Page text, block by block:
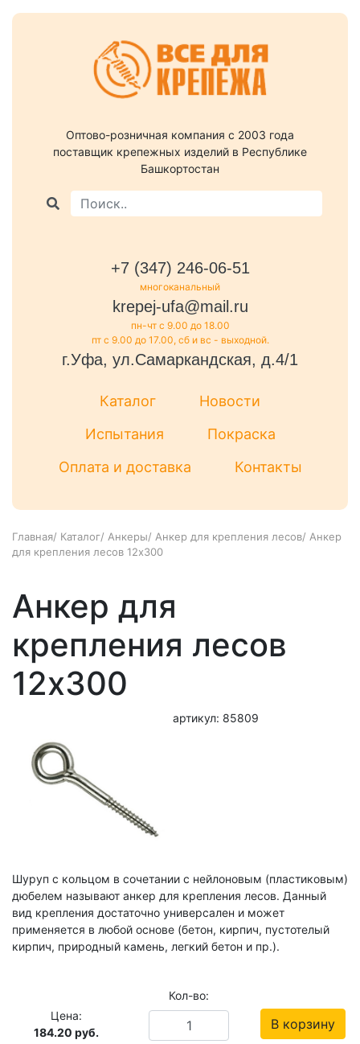
Оптово-розничная компания c 2003 года
поставщик крепежных изделий в Республике
Башкортостан
+7 (347) 246-06-51
многоканальный
krepej-ufa@mail.ru
пн-чт с 9.00 до 18.00
пт с 9.00 до 17.00, сб и вс - выходной.
г.Уфа, ул.Самаркандская, д.4/1
Каталог
Новости
Испытания
Покраска
Оплата и доставка
Контакты
Главная/ Каталог/ Анкеры/ Анкер для крепления лесов/ Анкер
для крепления лесов 12х300
Анкер для
крепления лесов
12х300
артикул: 85809
Шуруп с кольцом в сочетании с нейлоновым (пластиковым)
дюбелем называют анкер для крепления лесов. Данный
вид крепления достаточно универсален и может
применяется в любой основе (бетон, кирпич, пустотелый
кирпич, природный камень, легкий бетон и пр.).
Цена:
184.20 руб.
Кол-во:
В корзину